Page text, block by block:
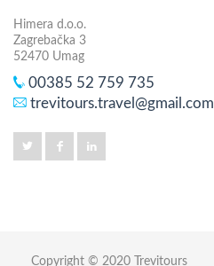
Himera d.o.o.
Zagrebačka 3
52470 Umag
00385 52 759 735
trevitours.travel@gmail.com
Copyright © 2020 Trevitours